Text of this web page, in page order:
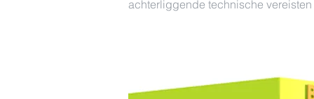
achterliggende technische